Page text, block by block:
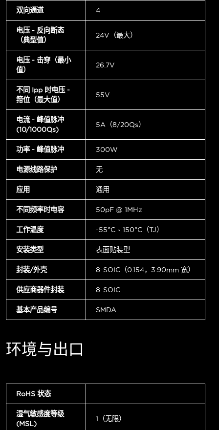
双向通道 4
电压 - 反向断态
（典型值）
24V（最大）
电压 - 击穿（最小
值）
26.7V
不同 Ipp 时电压 -
箝位（最大值）
55V
电流 - 峰值脉冲
(10/1000µs)
5A（8/20µs）
功率 - 峰值脉冲 300W
电源线路保护 无
应用 通用
不同频率时电容 50pF @ 1MHz
工作温度 -55°C ~ 150°C（TJ）
安装类型 表面贴装型
封装/外壳 8-SOIC（0.154，3.90mm 宽）
供应商器件封装 8-SOIC
基本产品编号 SMDA
环境与出口
RoHS 状态
湿气敏感度等级
(MSL)
1（无限）